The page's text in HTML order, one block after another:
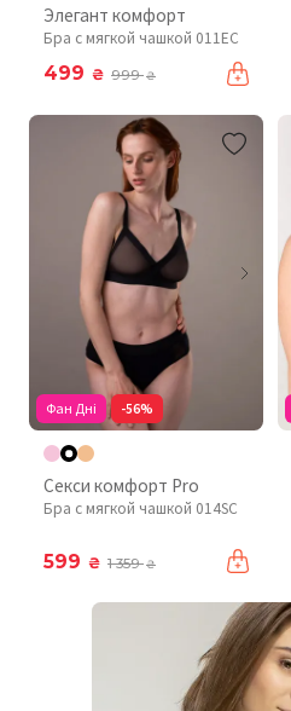
Элегант комфорт
Бра с мягкой чашкой 011EC
499 ₴ 999₴
Фан Дні -56%
Секси комфорт Pro
Бра с мягкой чашкой 014SC
599 ₴ 1 359₴